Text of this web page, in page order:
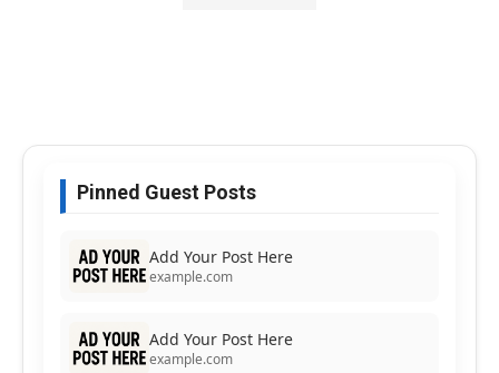
Pinned Guest Posts
Add Your Post Here
example.com
Add Your Post Here
example.com